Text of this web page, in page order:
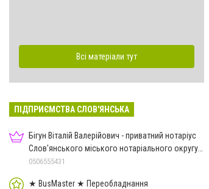
Всі матеріали тут
ПІДПРИЄМСТВА СЛОВ'ЯНСЬКА
Бігун Віталій Валерійович - приватний нотаріус
Слов'янського міського нотаріального округу
Дон.обл.
0506555431
★ BusMaster ★ Переобладнання